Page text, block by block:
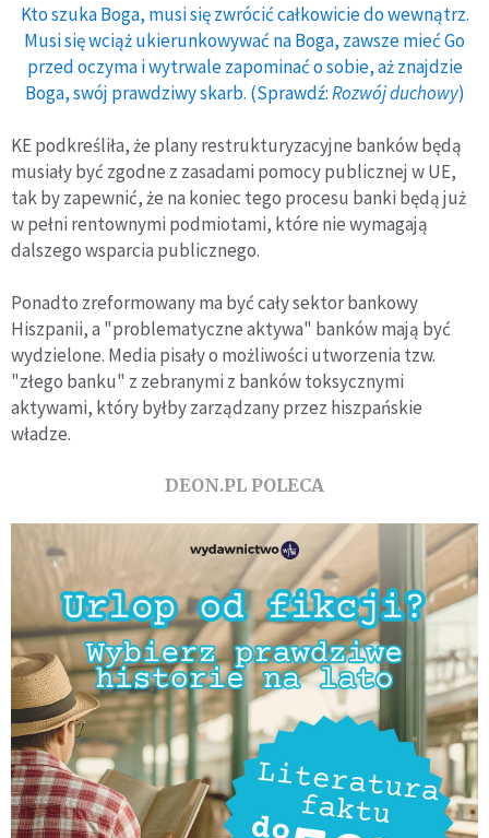
Kto szuka Boga, musi się zwrócić całkowicie do wewnątrz.
Musi się wciąż ukierunkowywać na Boga, zawsze mieć Go
przed oczyma i wytrwale zapominać o sobie, aż znajdzie
Boga, swój prawdziwy skarb. (Sprawdź:Rozwój duchowy)
KE podkreśliła, że plany restrukturyzacyjne banków będą
musiały być zgodne z zasadami pomocy publicznej w UE,
tak by zapewnić, że na koniec tego procesu banki będą już
w pełni rentownymi podmiotami, które nie wymagają
dalszego wsparcia publicznego.
Ponadto zreformowany ma być cały sektor bankowy
Hiszpanii, a "problematyczne aktywa" banków mają być
wydzielone. Media pisały o możliwości utworzenia tzw.
"złego banku" z zebranymi z banków toksycznymi
aktywami, który byłby zarządzany przez hiszpańskie
władze.
DEON.PL POLECA